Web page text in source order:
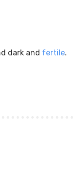
dark and fertile.